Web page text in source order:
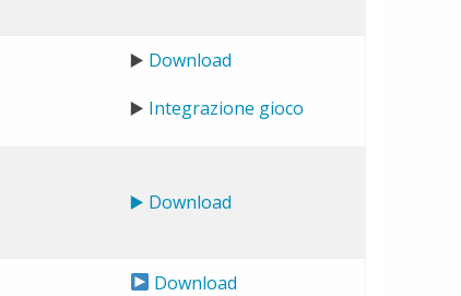
▶️ Download
▶️ Integrazione gioco
▶️ Download
Download